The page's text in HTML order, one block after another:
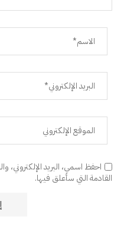
احفظ اسمي، البريد الإلكتروني،
القادمة التي سأعلق فيها.